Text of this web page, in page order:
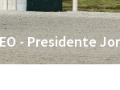
- Presidente